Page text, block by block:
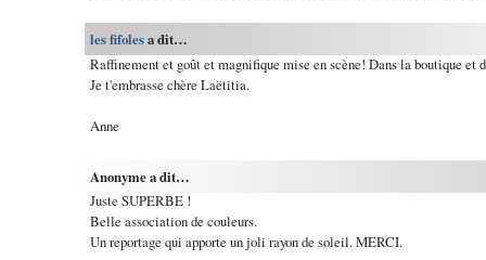
les fifolesa dit…
Raffinement et goût et magnifique mise en scène! Dans la boutique et
Je t'embrasse chère Laëtitia.
Anne
Anonyme a dit…
Juste SUPERBE !
Belle association de couleurs.
Un reportage qui apporte un joli rayon de soleil. MERCI.